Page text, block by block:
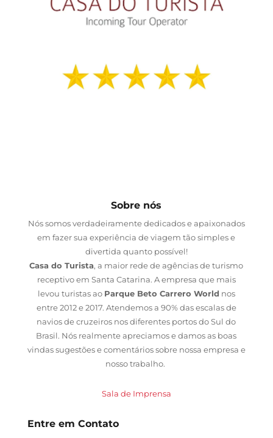
Sobre nós
Nós somos verdadeiramente dedicados e apaixonados
em fazer sua experiência de viagem tão simples e
divertida quanto possível!
Casa do Turista, a maior rede de agências de turismo
receptivo em Santa Catarina. A empresa que mais
levou turistas ao Parque Beto Carrero World nos
entre 2012 e 2017. Atendemos a 90% das escalas de
navios de cruzeiros nos diferentes portos do Sul do
Brasil. Nós realmente apreciamos e damos as boas
vindas sugestões e comentários sobre nossa empresa e
nosso trabalho.
Sala de Imprensa
Entre em Contato